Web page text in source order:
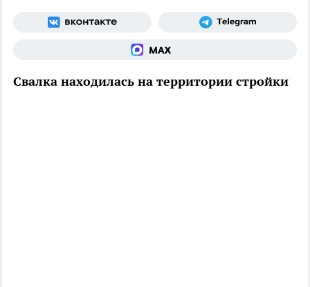
Свалка находилась на территории стройки